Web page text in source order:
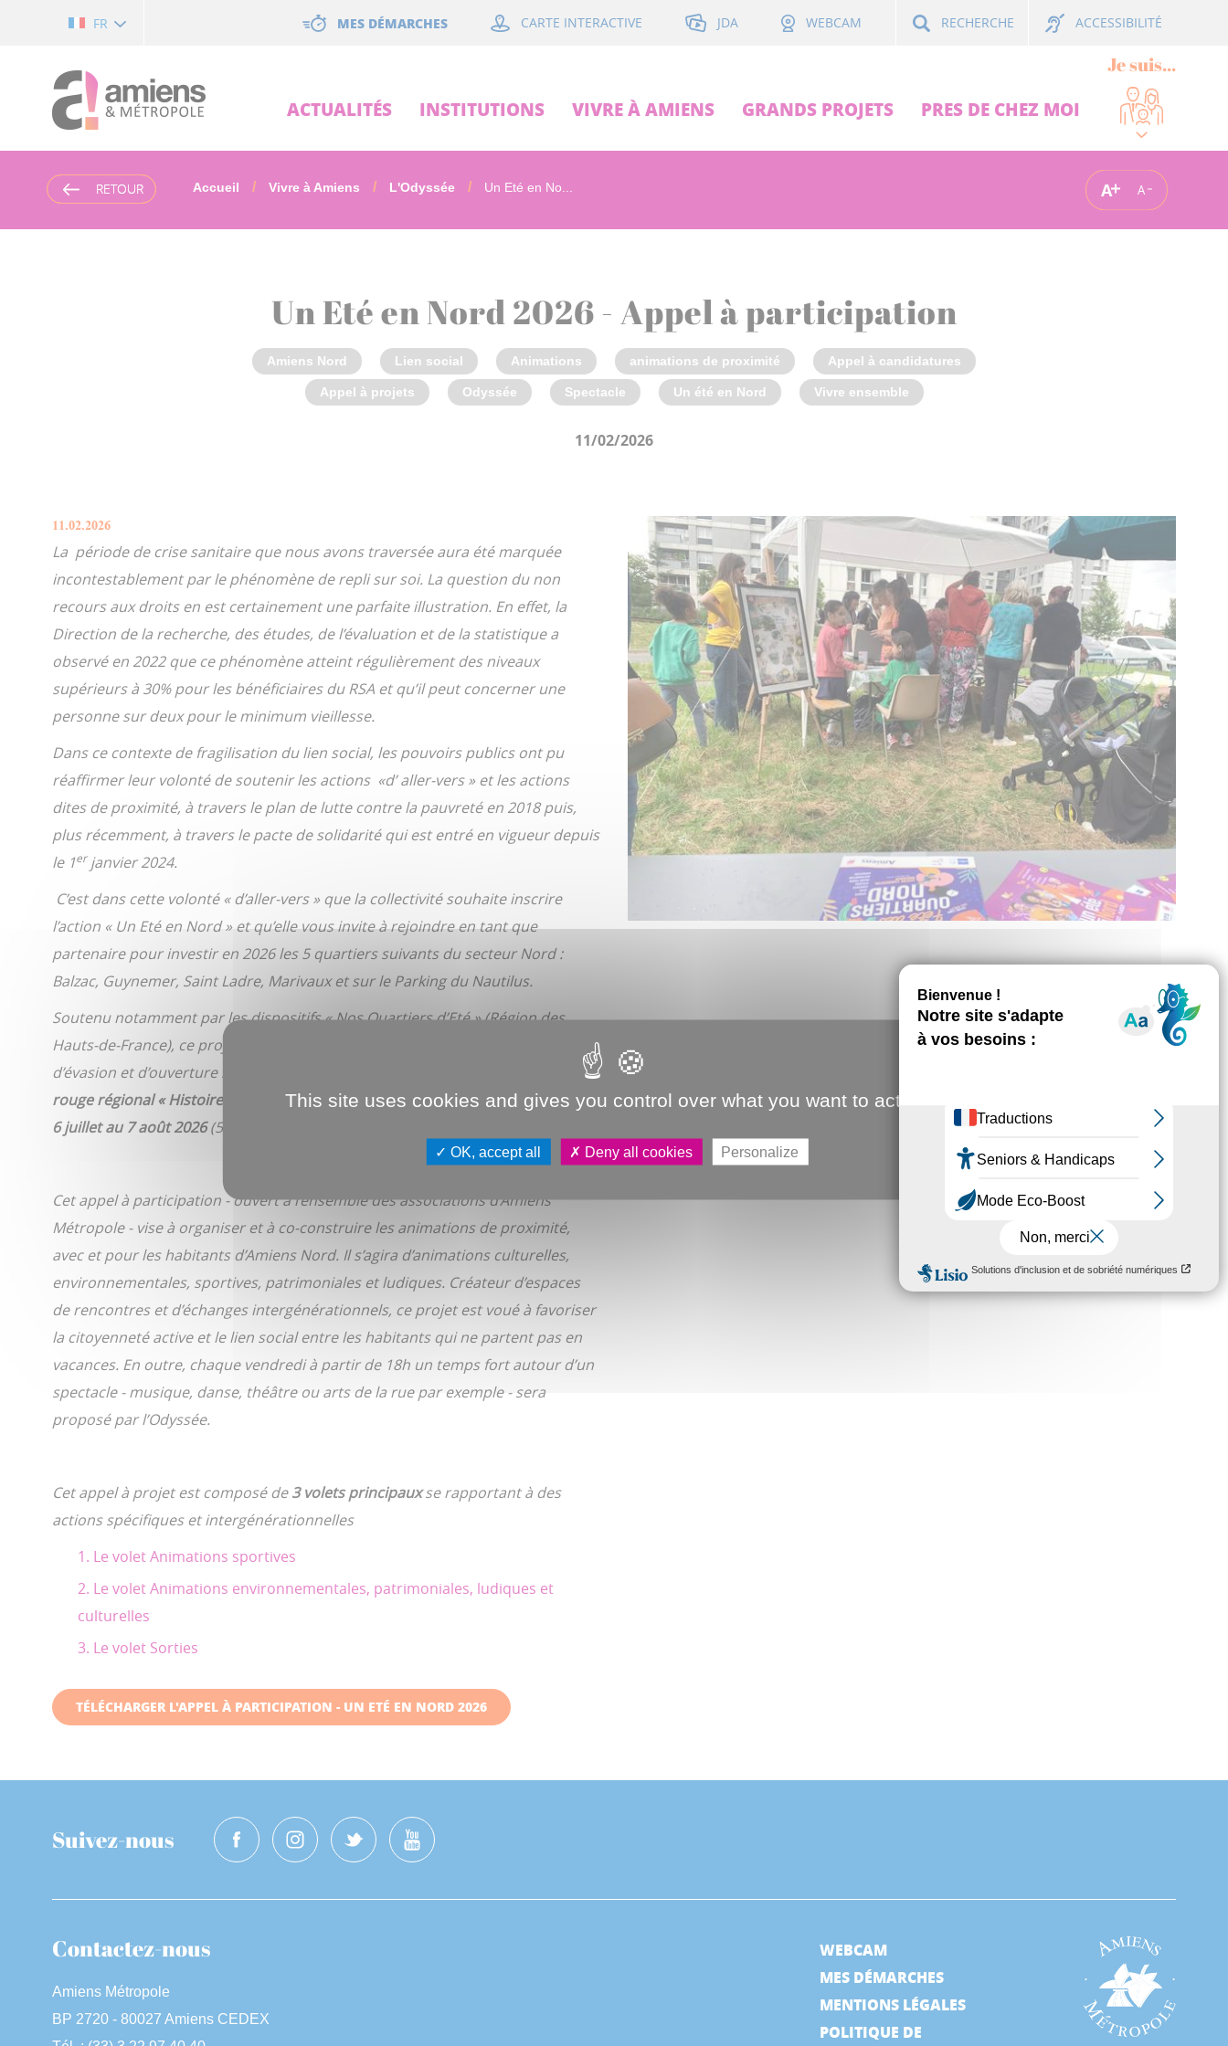
FR MES DÉMARCHES CARTE INTERACTIVE JDA WEBCAM RECHERCHE ACCESSIBILITÉ
ACTUALITÉS INSTITUTIONS VIVRE À AMIENS GRANDS PROJETS PRES DE CHEZ MOI
Je suis...
RETOUR
RETOUR Accueil Vivre à Amiens L'Odyssée Un Eté en No... A A
Un Eté en Nord 2026 - Appel à participation
Amiens Nord Lien social Animations animations de proximité Appel à candidatures
Appel à projets Odyssée Spectacle Un été en Nord Vivre ensemble
11/02/2026
11.02.2026
La période de crise sanitaire que nous avons traversée aura été marquée
incontestablement par le phénomène de repli sur soi. La question du non
recours aux droits en est certainement une parfaite illustration. En effet, la
Direction de la recherche, des études, de l’évaluation et de la statistique a
observé en 2022 que ce phénomène atteint régulièrement des niveaux
supérieurs à 30% pour les bénéficiaires du RSA et qu’il peut concerner une
personne sur deux pour le minimum vieillesse.
Dans ce contexte de fragilisation du lien social, les pouvoirs publics ont pu
réaffirmer leur volontéde soutenir les actions «d’ aller-vers » et les actions
dites de proximité, à travers le plan de lutte contre la pauvreté en 2018 puis,
plus récemment, à travers le pacte de solidarité qui est entré en vigueur depuis
le 1erjanvier 2024.
C’est dans cette volonté « d’aller-vers » que la collectivité souhaite inscrire
l’action « Un Eté en Nord » et qu’elle vous invite à rejoindre en tant que
partenaire pour investir en 2026 les5 quartiers suivants du secteur Nord :
Balzac, Guynemer, Saint Ladre, Marivaux et sur le Parking du Nautilus.
Soutenu notamment par les dispositifs « Nos Quartiers d’Eté » (Région des
Hauts-de-France), ce projet vise à répondre aux besoins des habitants
d’évasion et d’ouverture sur le monde. L’édition 2026 devra s’inscrire dans
le fil
rouge régional « Histoires des quartiers, histoire de la Région » se dérouleradu
6 juillet au 7 août 2026(5 semaines).
Cet appel à participation - ouvert à l’ensemble des associations d’Amiens
Métropole - vise à organiser et à co-construire les animations de proximité,
avec et pour les habitants d’Amiens Nord. Il s’agira d’animations culturelles,
environnementales, sportives, patrimoniales et ludiques. Créateur d’espaces
de rencontres et d’échanges intergénérationnels, ce projet est voué à favoriser
la citoyenneté active et le lien social entre les habitants qui ne partent pas en
vacances. En outre, chaque vendredi à partir de 18h un temps fort autour d’un
spectacle - musique, danse, théâtre ou arts de la rue par exemple - sera
proposé par l’Odyssée.
Cet appel à projet est composé de3 volets principauxse rapportant à des
actions spécifiques et intergénérationnelles
Le volet Animations sportives
Le volet Animations environnementales, patrimoniales, ludiques et
culturelles
Le volet Sorties
TÉLÉCHARGER L'APPEL À PARTICIPATION - UN ETÉ EN NORD 2026
Suivez-nous
Contactez-nous
Amiens Métropole
BP 2720 - 80027 Amiens CEDEX
WEBCAM
MES DÉMARCHES
MENTIONS LÉGALES
POLITIQUE DE
This site uses cookies and gives you control over what you want to activate
OK, accept all Deny all cookies Personalize